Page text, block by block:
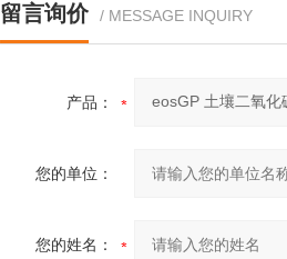
留言询价 / MESSAGE INQUIRY
产品：
您的单位：
您的姓名：